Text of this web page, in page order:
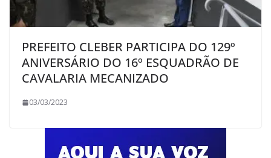
PREFEITO CLEBER PARTICIPA DO 129º
ANIVERSÁRIO DO 16º ESQUADRÃO DE
CAVALARIA MECANIZADO
03/03/2023